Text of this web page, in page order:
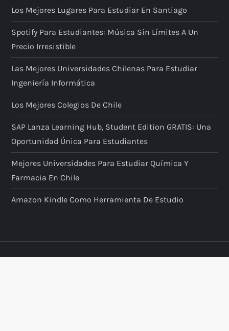
Los Mejores Lugares Para Estudiar En Santiago
Spotify Para Estudiantes: Música Sin Límites A Un
Precio Irresistible
Las Mejores Universidades Chilenas Para Estudiar
Ingeniería Informática
Los Mejores Colegios De Chile
SAP Lanza Learning Hub, Student Edition GRATIS: Una
Oportunidad Única Para Estudiantes
Mejores Universidades Para Estudiar Química Y
Farmacia En Chile
Amazon Kindle Como Herramienta De Estudio